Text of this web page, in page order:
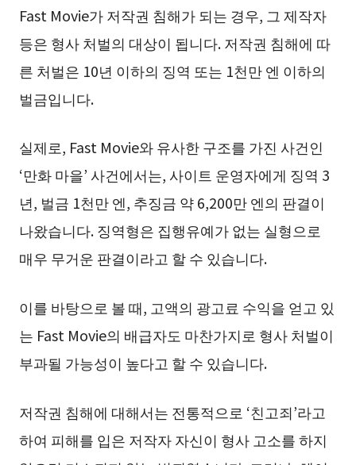
Fast Movie가 저작권 침해가 되는 경우, 그 제작자
등은 형사 처벌의 대상이 됩니다. 저작권 침해에 따
른 처벌은 10년 이하의 징역 또는 1천만 엔 이하의
벌금입니다.
실제로, Fast Movie와 유사한 구조를 가진 사건인
‘만화 마을’ 사건에서는, 사이트 운영자에게 징역 3
년, 벌금 1천만 엔, 추징금 약 6,200만 엔의 판결이
나왔습니다. 징역형은 집행유예가 없는 실형으로
매우 무거운 판결이라고 할 수 있습니다.
이를 바탕으로 볼 때, 고액의 광고료 수익을 얻고 있
는 Fast Movie의 배급자도 마찬가지로 형사 처벌이
부과될 가능성이 높다고 할 수 있습니다.
저작권 침해에 대해서는 전통적으로 ‘친고죄’라고
하여 피해를 입은 저작자 자신이 형사 고소를 하지